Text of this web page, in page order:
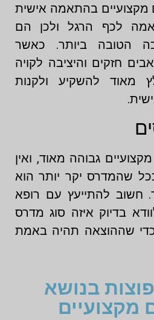
מקצועיים בהתאמה אישית
לכף הרגל ולכן הם
הטובה ביותר. כאשר
חזקים והיציבה לקויה
מאוד להשקיע ולקנות
גבוהה מאוד, ואין
שהמדרס יקר יותר הוא
חשוב להתייעץ עם רופא
בדיוק איזה סוג מדרס
שההוצאה תהיה באמת
בנושא
מקצועיים